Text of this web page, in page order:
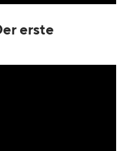
erste